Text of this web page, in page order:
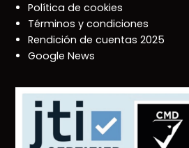
Política de cookies
Términos y condiciones
Rendición de cuentas 2025
Google News